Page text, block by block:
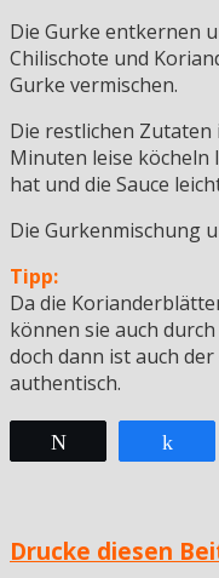
Die Gurke entkernen
Chilischote und
Gurke vermischen.
Die restlichen
Minuten leise köcheln
hat und die Sauce
Die Gurkenmischung
Tipp:
Da die
können sie auch
doch dann ist auch
authentisch.
Drucke diesen